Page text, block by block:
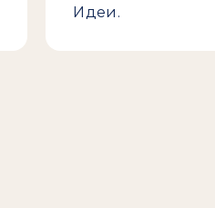
Идеи.